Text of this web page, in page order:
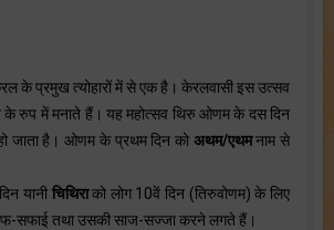
के प्रमुख त्योहारों में से एक है। केरलवासी इस उत्सव
रुप में मनाते हैं। यह महोत्सव थिरु ओणम के दस दिन
जाता है। ओणम के प्रथम दिन को अथम/एथमनाम से
यानी चिथिराको लोग 10वें दिन (तिरुवोणम) के लिए
सफाई तथा उसकी साज-सज्जा करने लगते हैं।